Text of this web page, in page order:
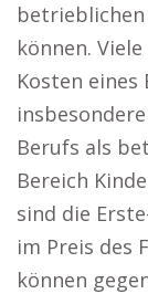
können.
Kosten eines
Berufs als
Bereich
sind die
im Preis des
können